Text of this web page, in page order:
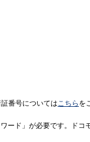
番号についてはこちら を
ード」が必要です。ドコ